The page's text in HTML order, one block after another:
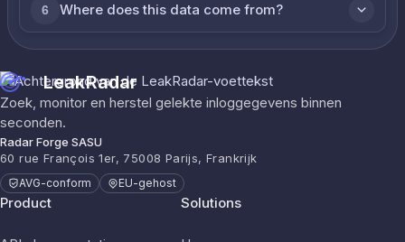
6 Where does this data come from?
LeakRadar
Zoek, monitor en herstel gelekte inloggegevens binnen
seconden.
Radar Forge SASU
60 rue François 1er, 75008 Parijs, Frankrijk
AVG-conform EU-gehost
Product Solutions